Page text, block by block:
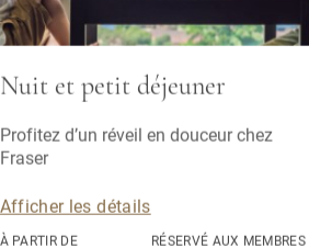
Nuit et petit déjeuner
Profitez d’un réveil en douceur chez
Fraser
Afficher les détails
À PARTIR DE RÉSERVÉ AUX MEMBRES